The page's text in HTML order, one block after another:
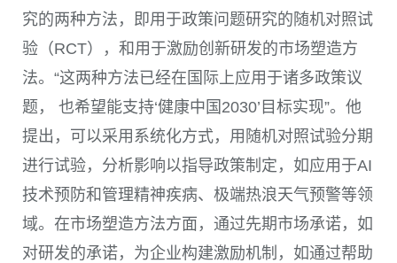
究的两种方法，即用于政策问题研究的随机对照试
验（RCT），和用于激励创新研发的市场塑造方
法。“这两种方法已经在国际上应用于诸多政策议
题， 也希望能支持‘健康中国2030’目标实现”。他
提出，可以采用系统化方式，用随机对照试验分期
进行试验，分析影响以指导政策制定，如应用于AI
技术预防和管理精神疾病、极端热浪天气预警等领
域。在市场塑造方法方面，通过先期市场承诺，如
对研发的承诺，为企业构建激励机制，如通过帮助